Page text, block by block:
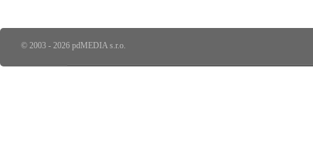
© 2003 - 2026 pdMEDIA s.r.o.